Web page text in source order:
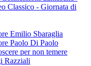
Classico - Giornata di
Emilio Sbaraglia
Paolo Di Paolo
per non temere
Razziali